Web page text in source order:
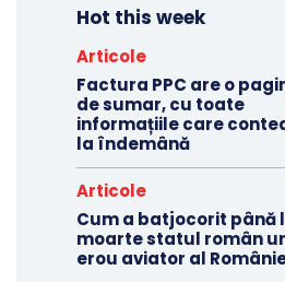
Hot this week
Articole
Factura PPC are o
de sumar, cu toate
informațiile care
la îndemână
Articole
Cum a batjocorit până
moarte statul român
erou aviator al